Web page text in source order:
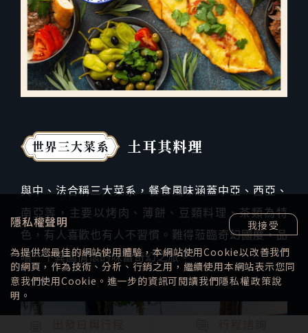
與中、法合稱三大菜系，餐食風味涵蓋中亞、西亞、
南亞等，主要以烤肉、薄餅、豆類料理、茶類為特
色，有人喜歡也有人不習慣。難得蒞臨奇幻國度，品
嚐一下異國情懷的味蕾奇幻之旅。
隱私權聲明
為提供您最佳的網站使用體驗，本網站使用Cookie以改善我們
的網頁，作為技術、分析、行銷之用，繼續使用本網站表示您同
意我們使用Cookie。進一步的資訊可閱讀我們隱私權政策說
明。
我接受